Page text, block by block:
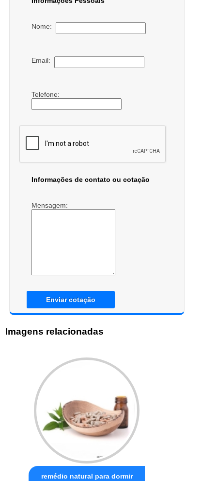
Nome:
Email:
Telefone:
Informações de contato ou cotação
Mensagem:
Enviar cotação
Imagens relacionadas
remédio natural para dormir